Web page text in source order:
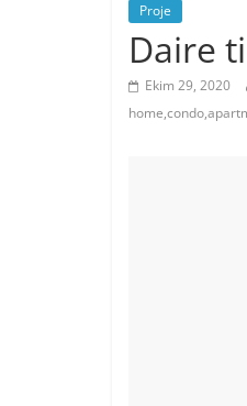
Proje
Daire
Ekim 29, 2020